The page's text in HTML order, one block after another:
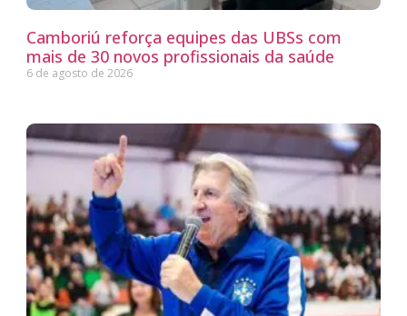
Camboriú reforça equipes das UBSs com
mais de 30 novos profissionais da saúde
6 de agosto de 2026